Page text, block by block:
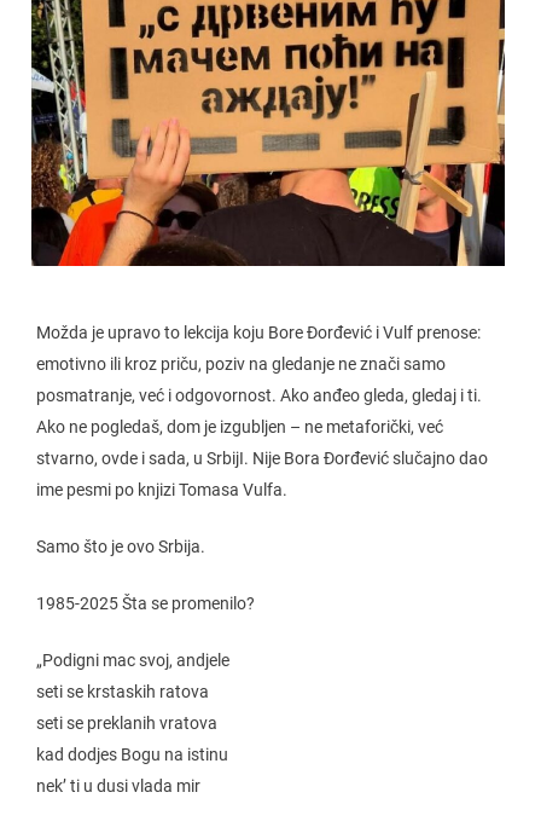
Možda je upravo to lekcija koju Bore Đorđević i Vulf prenose:
emotivno ili kroz priču, poziv na gledanje ne znači samo
posmatranje, već i odgovornost. Ako anđeo gleda, gledaj i ti.
Ako ne pogledaš, dom je izgubljen – ne metaforički, već
stvarno, ovde i sada, u SrbijI. Nije Bora Đorđević slučajno dao
ime pesmi po knjizi Tomasa Vulfa.
Samo što je ovo Srbija.
1985-2025 Šta se promenilo?
„Podigni mac svoj, andjele
seti se krstaskih ratova
seti se preklanih vratova
kad dodjes Bogu na istinu
nek’ ti u dusi vlada mir